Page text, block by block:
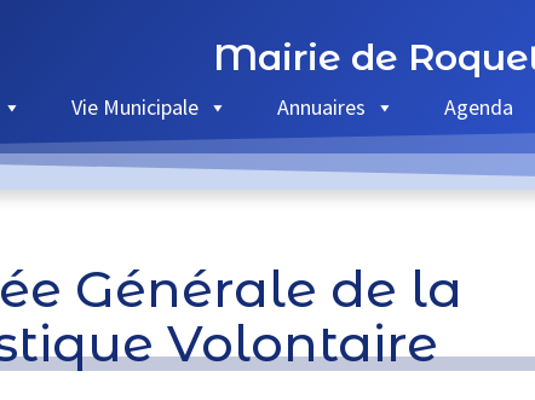
Mairie de
Vie Municipale Annuaires Agenda
Générale de la
Volontaire